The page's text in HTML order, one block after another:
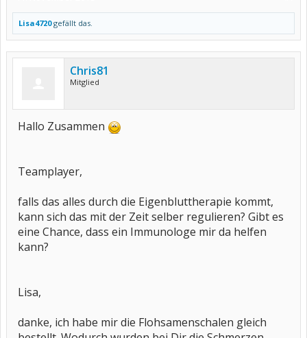
Lisa4720gefällt das.
Chris81
Mitglied
Hallo Zusammen
Teamplayer,
falls das alles durch die Eigenbluttherapie kommt,
kann sich das mit der Zeit selber regulieren? Gibt es
eine Chance, dass ein Immunologe mir da helfen
kann?
Lisa,
danke, ich habe mir die Flohsamenschalen gleich